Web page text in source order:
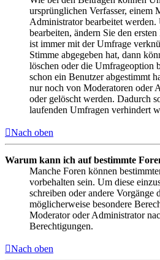
ursprünglichen Verfasser, einem
Administrator bearbeitet
bearbeiten, ändern Sie den
ist immer mit der Umfrage
Stimme abgegeben hat, dann
löschen oder die Umfrageoption
schon ein Benutzer abgestimmt
nur noch von Moderatoren oder
oder gelöscht werden. Dadurch
laufenden Umfragen verhindert
Nach oben
Warum kann ich auf bestimmte
Manche Foren können
vorbehalten sein. Um diese
schreiben oder andere Vorgänge
möglicherweise besondere
Moderator oder Administrator
Berechtigungen.
Nach oben